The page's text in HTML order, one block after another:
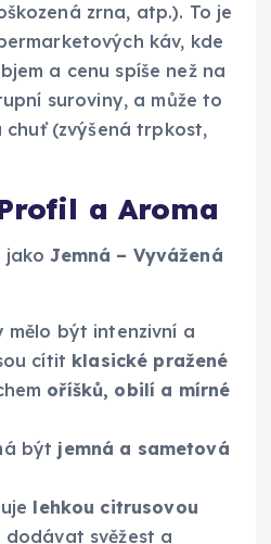
zrna, atp.). To je
káv, kde
a cenu spíše než na
suroviny, a může to
(zvýšená trpkost,
a Aroma
jakoJemná – Vyvážená
mělo být intenzivní a
cítit klasické pražené
oříšků, obilí a mírné
být jemná a sametová
lehkou citrusovou
dodávat svěžest a